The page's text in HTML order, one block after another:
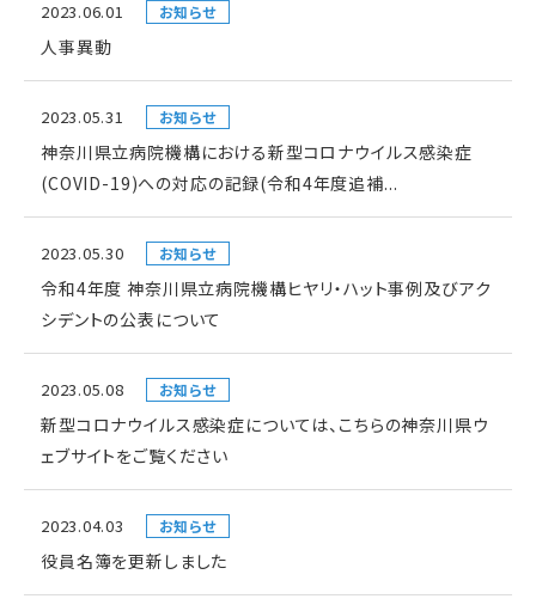
2023.06.01 お知らせ
人事異動
2023.05.31 お知らせ
神奈川県立病院機構における新型コロナウイルス感染症
(COVID-19)への対応の記録(令和4年度追補...
2023.05.30 お知らせ
令和4年度 神奈川県立病院機構ヒヤリ・ハット事例及びアク
シデントの公表について
2023.05.08 お知らせ
新型コロナウイルス感染症については、こちらの神奈川県ウ
ェブサイトをご覧ください
2023.04.03 お知らせ
役員名簿を更新しました